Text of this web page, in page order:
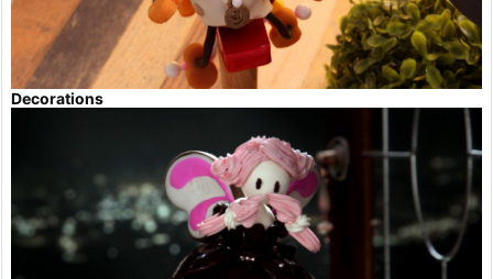
Decorations